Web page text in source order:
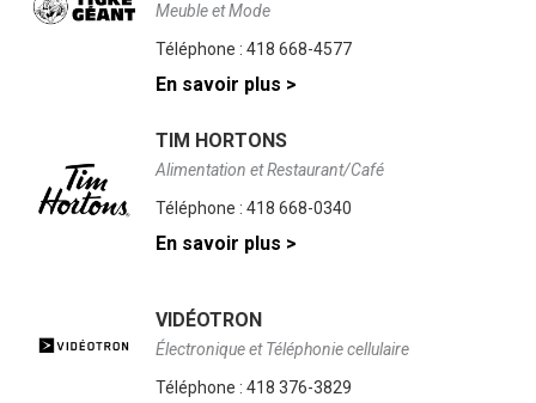
Meuble et Mode
Téléphone : 418 668-4577
En savoir plus >
TIM HORTONS
Alimentation et Restaurant/Café
Téléphone : 418 668-0340
En savoir plus >
VIDÉOTRON
Électronique et Téléphonie cellulaire
Téléphone : 418 376-3829